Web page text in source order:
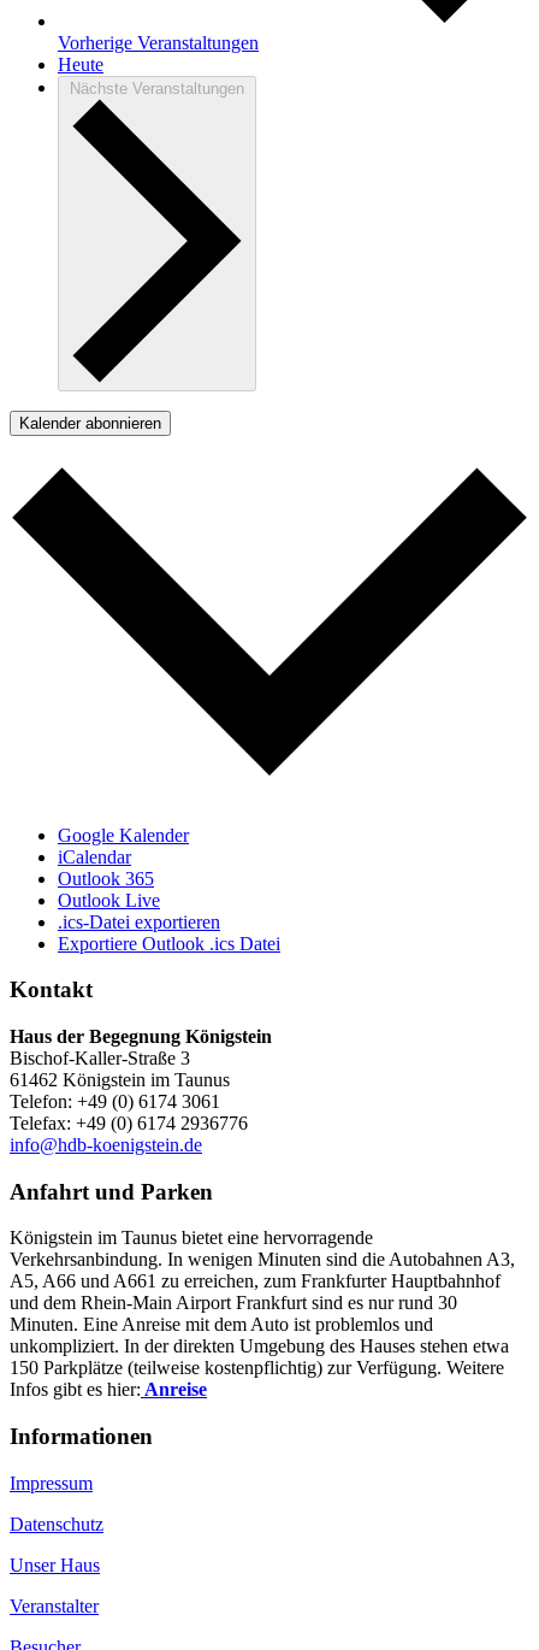
Vorherige Veranstaltungen
Heute
Nächste Veranstaltungen
Kalender abonnieren
Google Kalender
iCalendar
Outlook 365
Outlook Live
.ics-Datei exportieren
Exportiere Outlook .ics Datei
Kontakt
Haus der Begegnung Königstein
Bischof-Kaller-Straße 3
61462 Königstein im Taunus
Telefon: +49 (0) 6174 3061
Telefax: +49 (0) 6174 2936776
info@hdb-koenigstein.de
Anfahrt und Parken
Königstein im Taunus bietet eine hervorragende
Verkehrsanbindung. In wenigen Minuten sind die Autobahnen A3,
A5, A66 und A661 zu erreichen, zum Frankfurter Hauptbahnhof
und dem Rhein-Main Airport Frankfurt sind es nur rund 30
Minuten. Eine Anreise mit dem Auto ist problemlos und
unkompliziert. In der direkten Umgebung des Hauses stehen etwa
150 Parkplätze (teilweise kostenpflichtig) zur Verfügung. Weitere
Infos gibt es hier: Anreise
Informationen
Impressum
Datenschutz
Unser Haus
Veranstalter